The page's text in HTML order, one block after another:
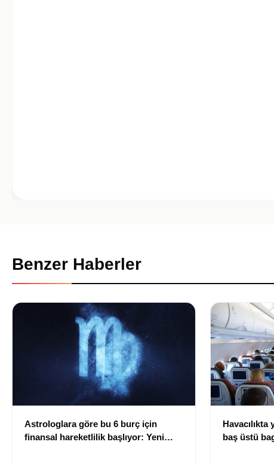
Benzer Haberler
Astrologlara göre bu 6 burç için
finansal hareketlilik başlıyor: Yeni
baş üstü